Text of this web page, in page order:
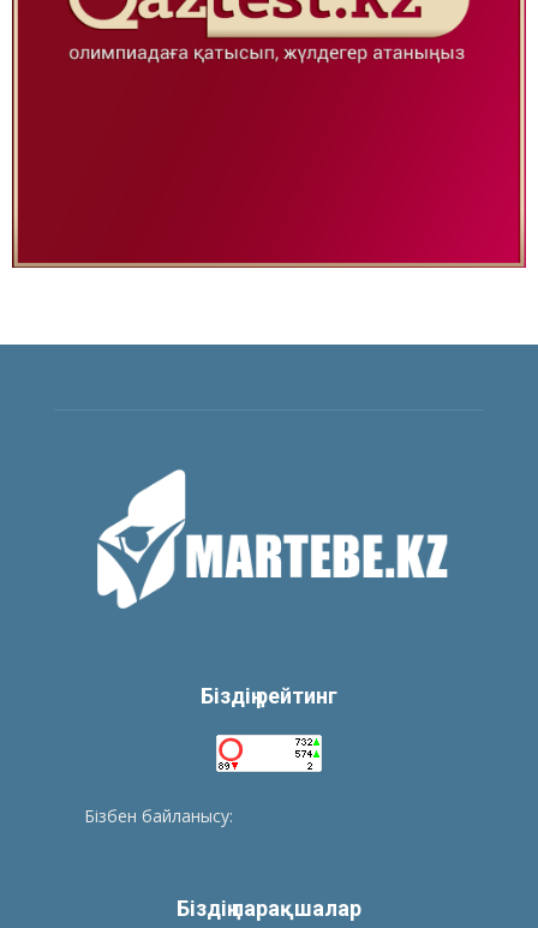
Біздің рейтинг
Бізбен байланысу:
Біздің парақшалар